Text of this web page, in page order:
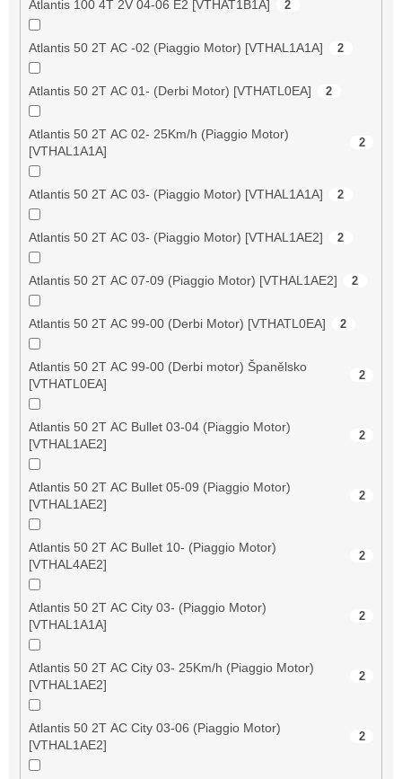
Atlantis 100 4T 2V 04-06 E2 [VTHAT1B1A] 2
Atlantis 50 2T AC -02 (Piaggio Motor) [VTHAL1A1A] 2
Atlantis 50 2T AC 01- (Derbi Motor) [VTHATL0EA] 2
Atlantis 50 2T AC 02- 25Km/h (Piaggio Motor)
[VTHAL1A1A]
2
Atlantis 50 2T AC 03- (Piaggio Motor) [VTHAL1A1A] 2
Atlantis 50 2T AC 03- (Piaggio Motor) [VTHAL1AE2] 2
Atlantis 50 2T AC 07-09 (Piaggio Motor) [VTHAL1AE2] 2
Atlantis 50 2T AC 99-00 (Derbi Motor) [VTHATL0EA] 2
Atlantis 50 2T AC 99-00 (Derbi motor) Španělsko
[VTHATL0EA]
2
Atlantis 50 2T AC Bullet 03-04 (Piaggio Motor)
[VTHAL1AE2]
2
Atlantis 50 2T AC Bullet 05-09 (Piaggio Motor)
[VTHAL1AE2]
2
Atlantis 50 2T AC Bullet 10- (Piaggio Motor)
[VTHAL4AE2]
2
Atlantis 50 2T AC City 03- (Piaggio Motor)
[VTHAL1A1A]
2
Atlantis 50 2T AC City 03- 25Km/h (Piaggio Motor)
[VTHAL1AE2]
2
Atlantis 50 2T AC City 03-06 (Piaggio Motor)
[VTHAL1AE2]
2